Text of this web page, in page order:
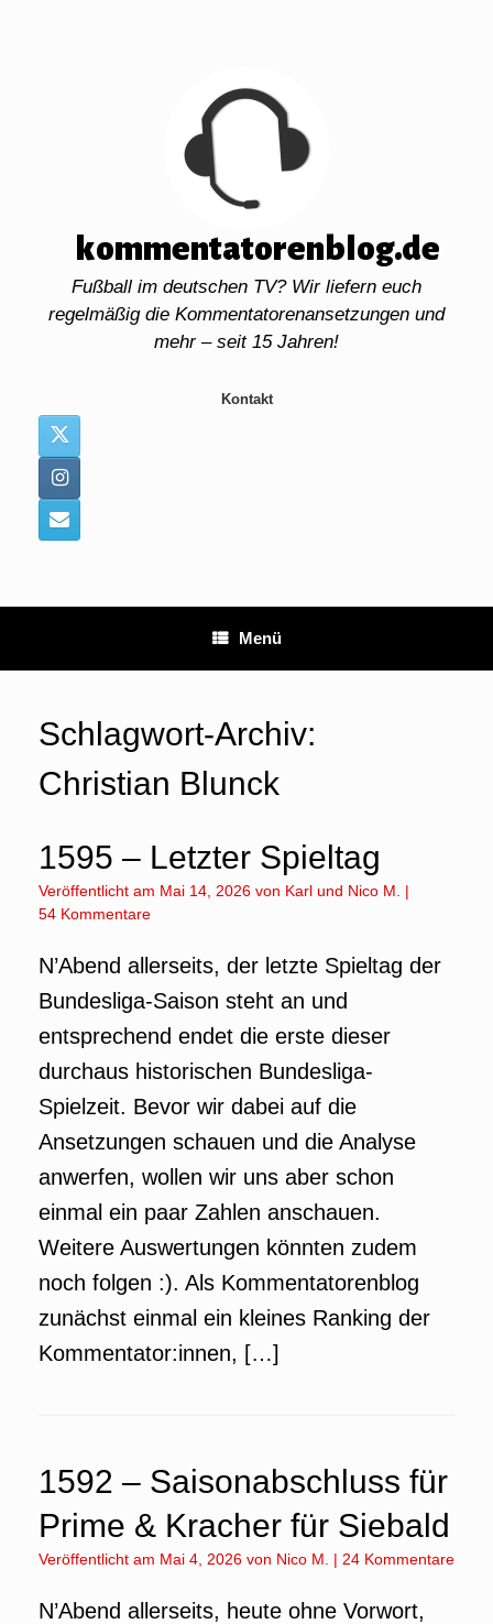
kommentatorenblog.de
Fußball im deutschen TV? Wir liefern euch
regelmäßig die Kommentatorenansetzungen und
mehr – seit 15 Jahren!
Kontakt
Menü
Schlagwort-Archiv:
Christian Blunck
1595 – Letzter Spieltag
Veröffentlicht am Mai 14, 2026 von Karl und Nico M.
|
54 Kommentare
N’Abend allerseits, der letzte Spieltag der
Bundesliga-Saison steht an und
entsprechend endet die erste dieser
durchaus historischen Bundesliga-
Spielzeit. Bevor wir dabei auf die
Ansetzungen schauen und die Analyse
anwerfen, wollen wir uns aber schon
einmal ein paar Zahlen anschauen.
Weitere Auswertungen könnten zudem
noch folgen :). Als Kommentatorenblog
zunächst einmal ein kleines Ranking der
Kommentator:innen, […]
1592 – Saisonabschluss für
Prime & Kracher für Siebald
Veröffentlicht am Mai 4, 2026 von Nico M. | 24 Kommentare
N’Abend allerseits, heute ohne Vorwort,